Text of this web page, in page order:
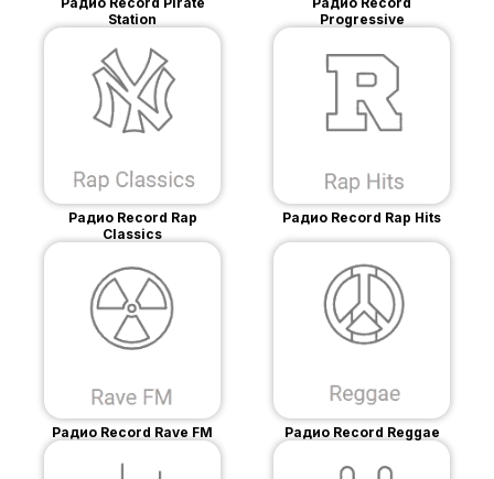
Station
Progressive
Радио Record Rap
Classics
Радио Record Rap Hits
Радио Record Rave FM Радио Record Reggae